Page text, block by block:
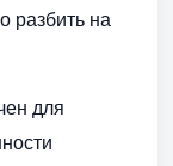
разбить на
для